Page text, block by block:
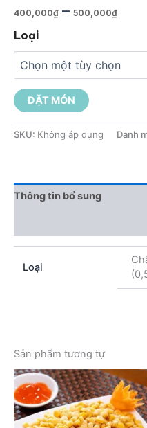
400,000₫ – 500,000₫
Loại
ĐẶT MÓN
SKU: Không áp dụng Danh
Thông tin bổ sung
Loại
Sản phẩm tương tự